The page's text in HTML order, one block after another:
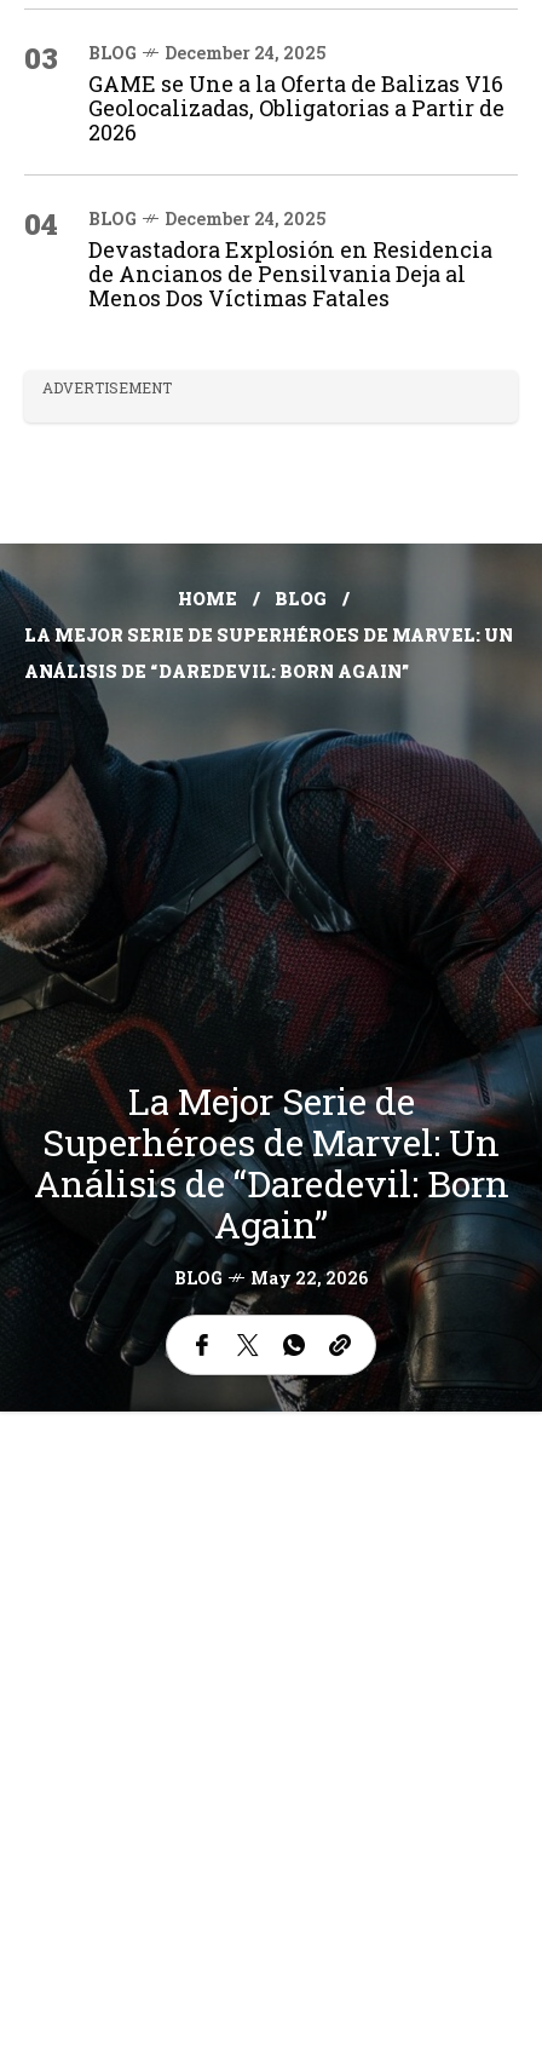
03 BLOG December 24, 2025
GAME se Une a la Oferta de Balizas V16
Geolocalizadas, Obligatorias a Partir de
2026
04 BLOG December 24, 2025
Devastadora Explosión en Residencia
de Ancianos de Pensilvania Deja al
Menos Dos Víctimas Fatales
ADVERTISEMENT
HOME
BLOG
LA MEJOR SERIE DE SUPERHÉROES DE MARVEL: UN
ANÁLISIS DE “DAREDEVIL: BORN AGAIN”
La Mejor Serie de
Superhéroes de Marvel: Un
Análisis de “Daredevil: Born
Again”
BLOG May 22, 2026